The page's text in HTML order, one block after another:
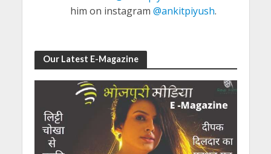
him on instagram @ankitpiyush.
Our Latest E-Magazine